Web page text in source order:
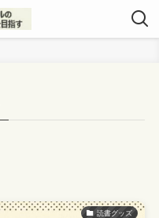
読書グッズ